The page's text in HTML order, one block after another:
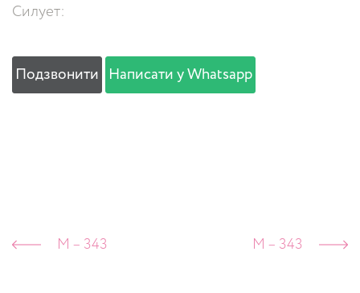
Силует:
Подзвонити Написати у Whatsapp
M – 343 M – 343